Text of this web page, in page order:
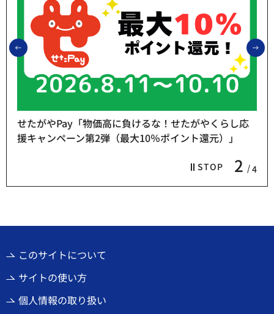
前のスライドを表示
STOP 2 4
せたがやPay「物価高に負けるな！せたがやくらし応
援キャンペーン第2弾（最大10％ポイント還元）」
このサイトについて
サイトの使い方
個人情報の取り扱い